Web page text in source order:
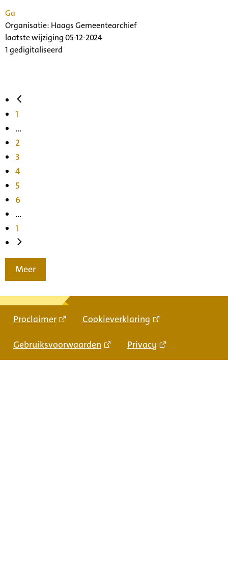
Ga
Organisatie: Haags Gemeentearchief
laatste wijziging 05-12-2024
1 gedigitaliseerd
1
...
2
3
4
5
6
...
1
Meer
Proclaimer Cookieverklaring
Gebruiksvoorwaarden Privacy